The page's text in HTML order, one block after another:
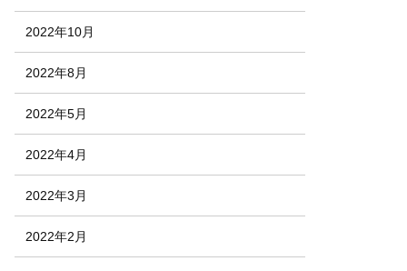
2022年10月
2022年8月
2022年5月
2022年4月
2022年3月
2022年2月